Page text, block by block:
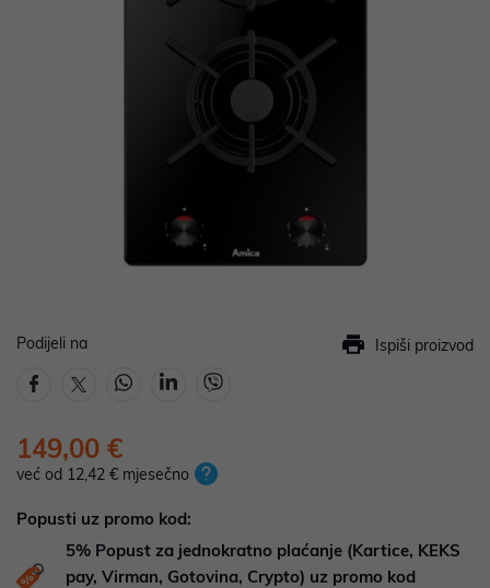
Podijeli na Ispiši proizvod
149,00 €
već od 12,42 € mjesečno
Popusti uz promo kod:
5% Popust za jednokratno plaćanje (Kartice, KEKS
pay, Virman, Gotovina, Crypto) uz promo kod